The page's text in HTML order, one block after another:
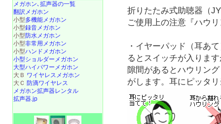
折りたたみ式助聴器（
ご使用上の注意『ハウ
・イヤーパッド（耳あ
るとスイッチが入りま
隙間があるとハウリン
がします。耳にピッタ
メガホン､拡声器の一覧
翻訳メガホン
小型多機能メガホン
小型録音メガホン
小型防水メガホン
小型非常用メガホン
小型ハンドメガホン
小型ショルダーメガホン
大型ハイパワーメガホン
大Ｂ ワイヤレスメガホン
大Ｃ 防滴ワイヤレス
メガホン拡声器レンタル
拡声器.jp